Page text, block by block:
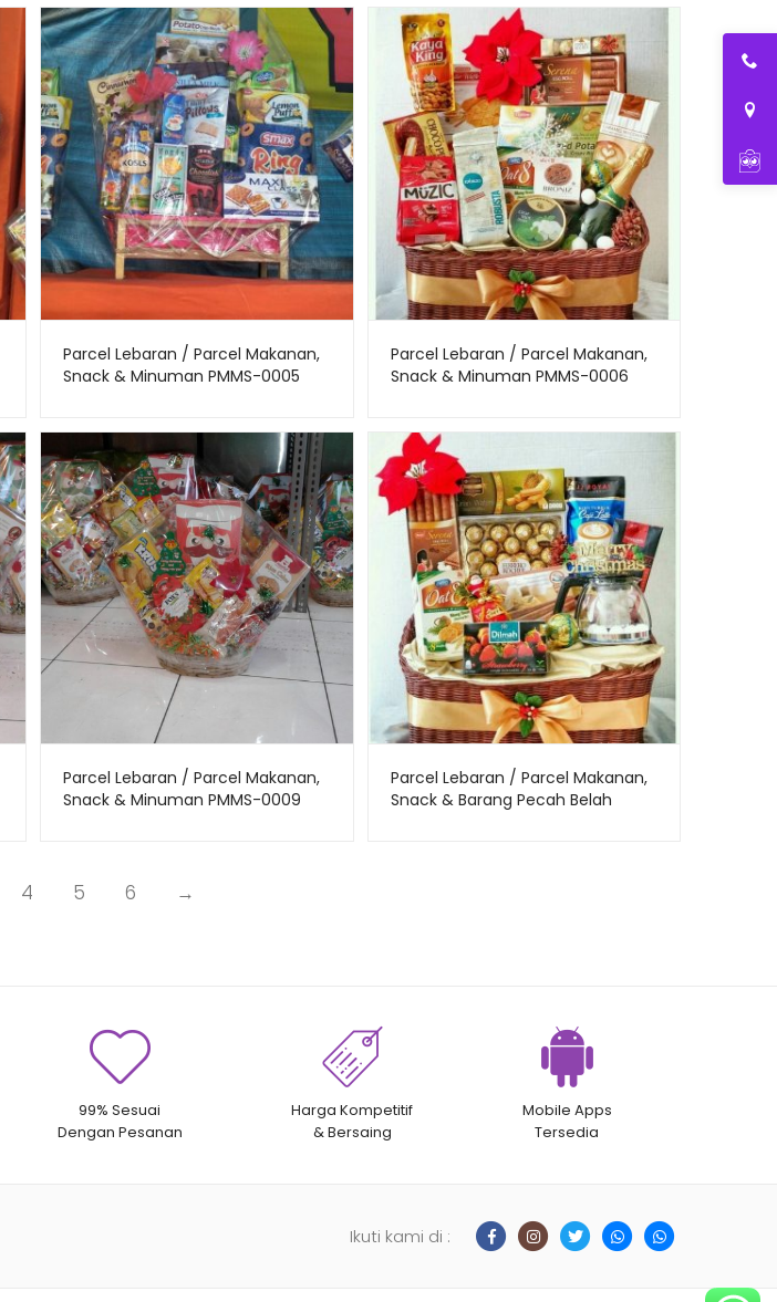
Parcel Lebaran / Parcel Makanan,
Snack & Minuman PMMS-0005
Parcel Lebaran / Parcel Makanan,
Snack & Minuman PMMS-0006
Parcel Lebaran / Parcel Makanan,
Snack & Minuman PMMS-0009
Parcel Lebaran / Parcel Makanan,
Snack & Barang Pecah Belah
4 5 6 →
99% Sesuai
Dengan Pesanan
Harga Kompetitif
& Bersaing
Mobile Apps
Tersedia
Ikuti kami di :